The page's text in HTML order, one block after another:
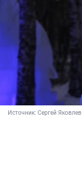
Источник: Сергей Яковлев